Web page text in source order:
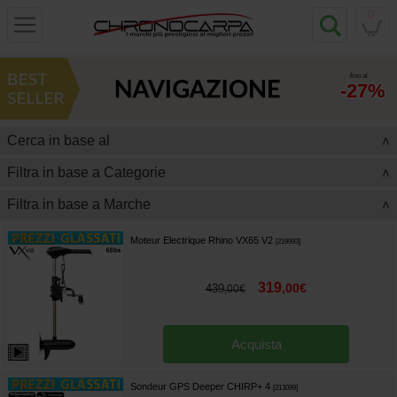
fino al
-27%
Cerca in base al >
Filtra in base a Categorie >
Filtra in base a Marche >
Moteur Electrique Rhino VX65 V2 219993]
439,00€ 319,00€
Acquista
Sondeur GPS Deeper CHIRP+ 4 213099]